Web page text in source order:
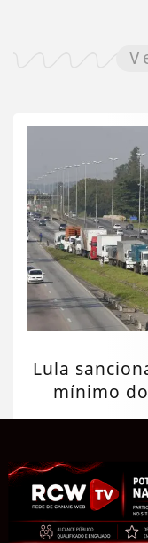
Lula
mínimo
Termos de
experiência de
entendemos que
de Uso e
PARA MAIS
CLICANDO AQUI